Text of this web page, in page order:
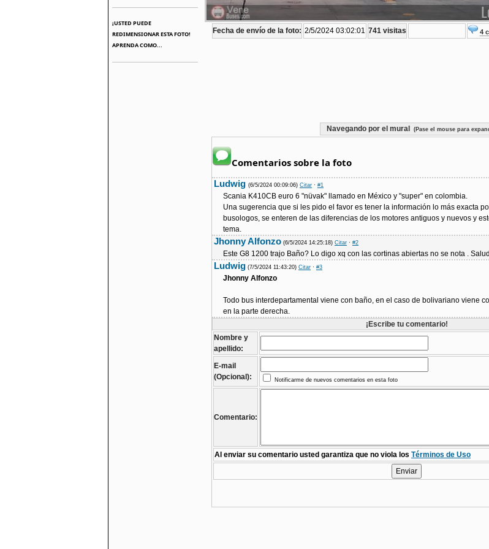
¡USTED PUEDE
REDIMENSIONAR ESTA FOTO!
APRENDA COMO...
Fecha de envío de la foto: 2/5/2024 03:02:01 741 visitas 4
Navegando por el mural (Pase el mouse para
Comentarios sobre la foto
Ludwig (6/5/2024 00:09:06) Citar · #1
Scania K410CB euro 6 "nüvak" llamado en México y "super" en colombia.
Una sugerencia que si les pido el favor es tener la información lo más exacta
busologos, se enteren de las diferencias de los motores antiguos y nuevos y
tema.
Jhonny Alfonzo (6/5/2024 14:25:18) Citar · #2
Este G8 1200 trajo Baño? Lo digo xq con las cortinas abiertas no se nota .
Ludwig (7/5/2024 11:43:20) Citar · #3
Jhonny Alfonzo
Todo bus interdepartamental viene con baño, en el caso de bolivariano viene
en la parte derecha.
¡Escribe tu comentario!
Nombre y
apellido:
E-mail
(Opcional):
Notificarme de nuevos comentarios en esta foto
Comentario:
Al enviar su comentario usted garantiza que no viola los Términos de Uso